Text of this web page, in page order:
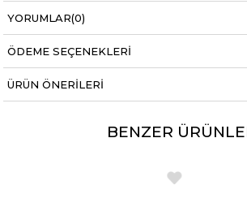
YORUMLAR(0)
ÖDEME SEÇENEKLERI
ÜRÜN ÖNERILERI
BENZER